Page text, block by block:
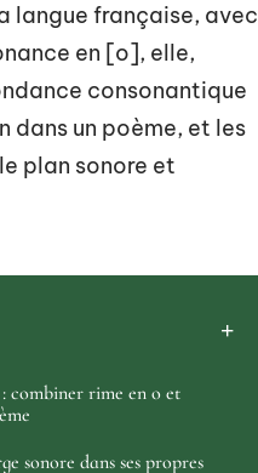
langue française, avec
en [o], elle,
consonantique
dans un poème, et les
plan sonore et
combiner rime en o et
sonore dans ses propres